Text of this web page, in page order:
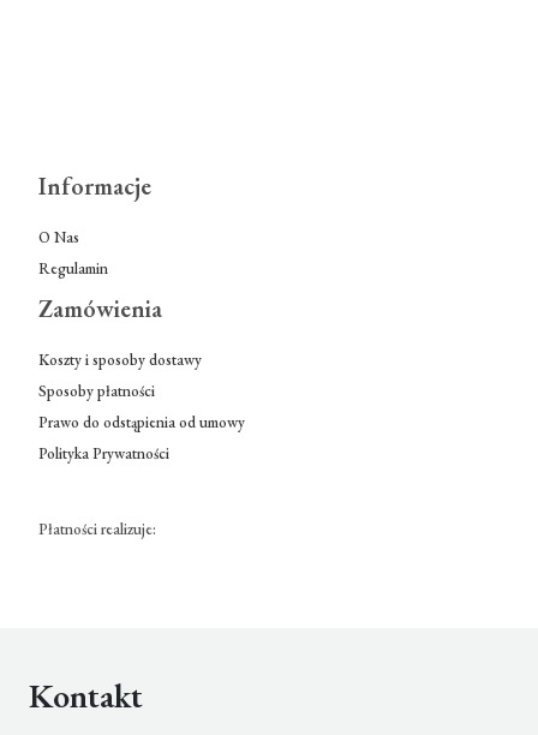
Informacje
O Nas
Regulamin
Zamówienia
Koszty i sposoby dostawy
Sposoby płatności
Prawo do odstąpienia od umowy
Polityka Prywatności
Płatności realizuje:
Kontakt